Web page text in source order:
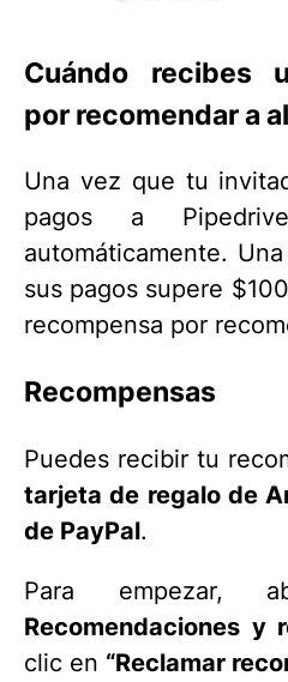
Cuándo recibes
por recomendar a
Una vez que tu
pagos a
automáticamente.
sus pagos supere
recompensa por
Recompensas
Puedes recibir tu
tarjeta de regalo de
de PayPal.
Para empezar,
Recomendaciones y
clic en “Reclamar